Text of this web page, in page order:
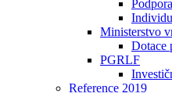
Ministerstvo
Dotace
PGRLF
Reference 2019